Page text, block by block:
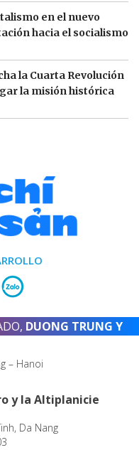
en el nuevo
hacia el socialismo
la Cuarta Revolución
la misión histórica
DUONG TRUNG Y
– Hanoi
y la Altiplanicie
Da Nang